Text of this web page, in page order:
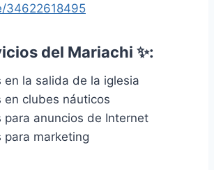
34622618495
del Mariachi ✨️:
en la salida de la iglesia
en clubes náuticos
para anuncios de Internet
para marketing